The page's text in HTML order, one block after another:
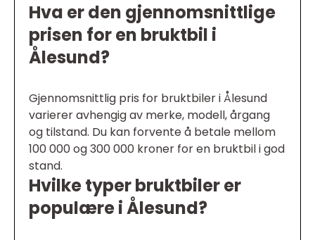
Hva er den gjennomsnittlige
prisen for en bruktbil i
Ålesund?
Gjennomsnittlig pris for bruktbiler i Ålesund
varierer avhengig av merke, modell, årgang
og tilstand. Du kan forvente å betale mellom
100 000 og 300 000 kroner for en bruktbil i god
stand.
Hvilke typer bruktbiler er
populære i Ålesund?